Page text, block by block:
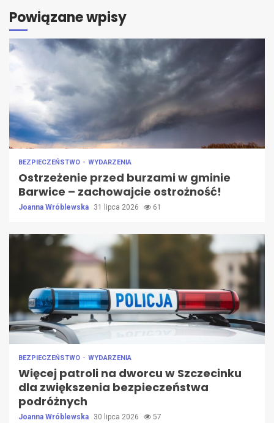
Powiązane wpisy
BEZPIECZEŃSTWO WYDARZENIA
Ostrzeżenie przed burzami w gminie
Barwice – zachowajcie ostrożność!
Joanna Wróblewska 31 lipca 2026 61
BEZPIECZEŃSTWO WYDARZENIA
Więcej patroli na dworcu w Szczecinku
dla zwiększenia bezpieczeństwa
podróżnych
Joanna Wróblewska 30 lipca 2026 57